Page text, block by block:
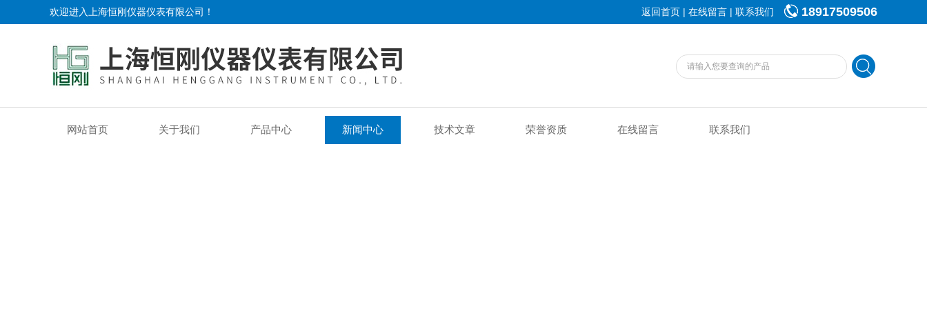
欢迎进入上海恒刚仪器仪表有限公司！ 18917509506
返回首页 | 在线留言 | 联系我们
网站首页 关于我们 产品中心 新闻中心 技术文章 荣誉资质 在线留言 联系我们